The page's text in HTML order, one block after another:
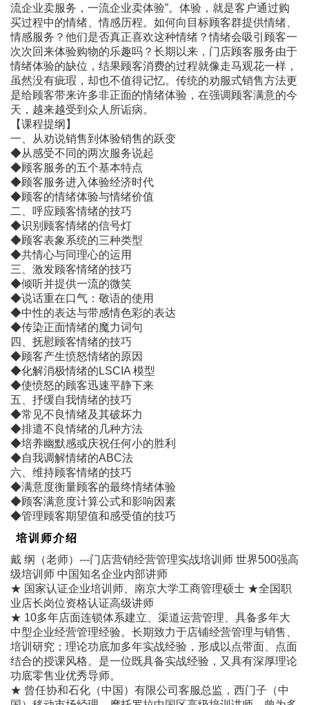
流企业卖服务，一流企业卖体验”。体验，就是客户通过购
买过程中的情绪、情感历程。如何向目标顾客群提供情绪、
情感服务？他们是否真正喜欢这种情绪？情绪会吸引顾客一
次次回来体验购物的乐趣吗？长期以来，门店顾客服务由于
情绪体验的缺位，结果顾客消费的过程就像走马观花一样，
虽然没有疵瑕，却也不值得记忆。传统的劝服式销售方法更
是给顾客带来许多非正面的情绪体验，在强调顾客满意的今
天，越来越受到众人所诟病。
【课程提纲】
一、从劝说销售到体验销售的跃变
◆从感受不同的两次服务说起
◆顾客服务的五个基本特点
◆顾客服务进入体验经济时代
◆顾客的情绪体验与情绪价值
二、呼应顾客情绪的技巧
◆识别顾客情绪的信号灯
◆顾客表象系统的三种类型
◆共情心与同理心的运用
三、激发顾客情绪的技巧
◆倾听并提供一流的微笑
◆说话重在口气：敬语的使用
◆中性的表达与带感情色彩的表达
◆传染正面情绪的魔力词句
四、抚慰顾客情绪的技巧
◆顾客产生愤怒情绪的原因
◆化解消极情绪的LSCIA 模型
◆使愤怒的顾客迅速平静下来
五、抒缓自我情绪的技巧
◆常见不良情绪及其破坏力
◆排遣不良情绪的几种方法
◆培养幽默感或庆祝任何小的胜利
◆自我调解情绪的ABC法
六、维持顾客情绪的技巧
◆满意度衡量顾客的最终情绪体验
◆顾客满意度计算公式和影响因素
◆管理顾客期望值和感受值的技巧
培训师介绍
戴 纲（老师）---门店营销经营管理实战培训师 世界500强高
级培训师 中国知名企业内部讲师
★ 国家认证企业培训师、南京大学工商管理硕士 ★全国职
业店长岗位资格认证高级讲师
★ 10多年店面连锁体系建立、渠道运营管理、具备多年大
中型企业经营管理经验。长期致力于店铺经营管理与销售、
培训研究；理论功底加多年实战经验，形成以点带面、点面
结合的授课风格。是一位既具备实战经验，又具有深厚理论
功底零售业优秀导师。
★ 曾任协和石化（中国）有限公司客服总监，西门子（中